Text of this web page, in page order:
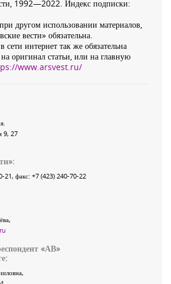
1992—2022. Индекс подписки:
другом использовании материалов,
вести» обязательна.
интернет так же обязательна
оригинал статьи, или на главную
www.arsvest.ru/
9, 27
»:
21, факс: +7 (423) 240-70-22
«АВ»